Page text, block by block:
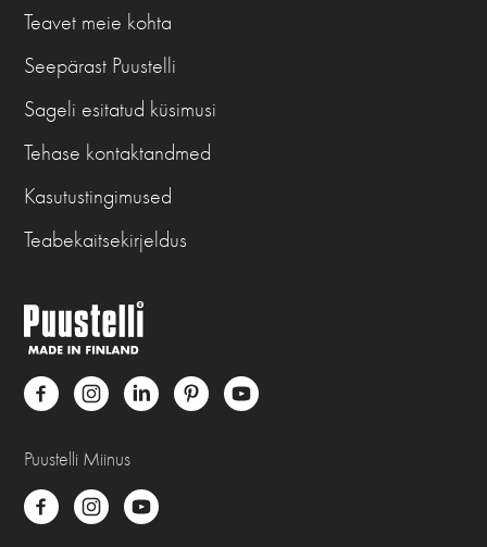
Teavet meie kohta
Seepärast Puustelli
Sageli esitatud küsimusi
Tehase kontaktandmed
Kasutustingimused
Teabekaitsekirjeldus
Puustelli Miinus